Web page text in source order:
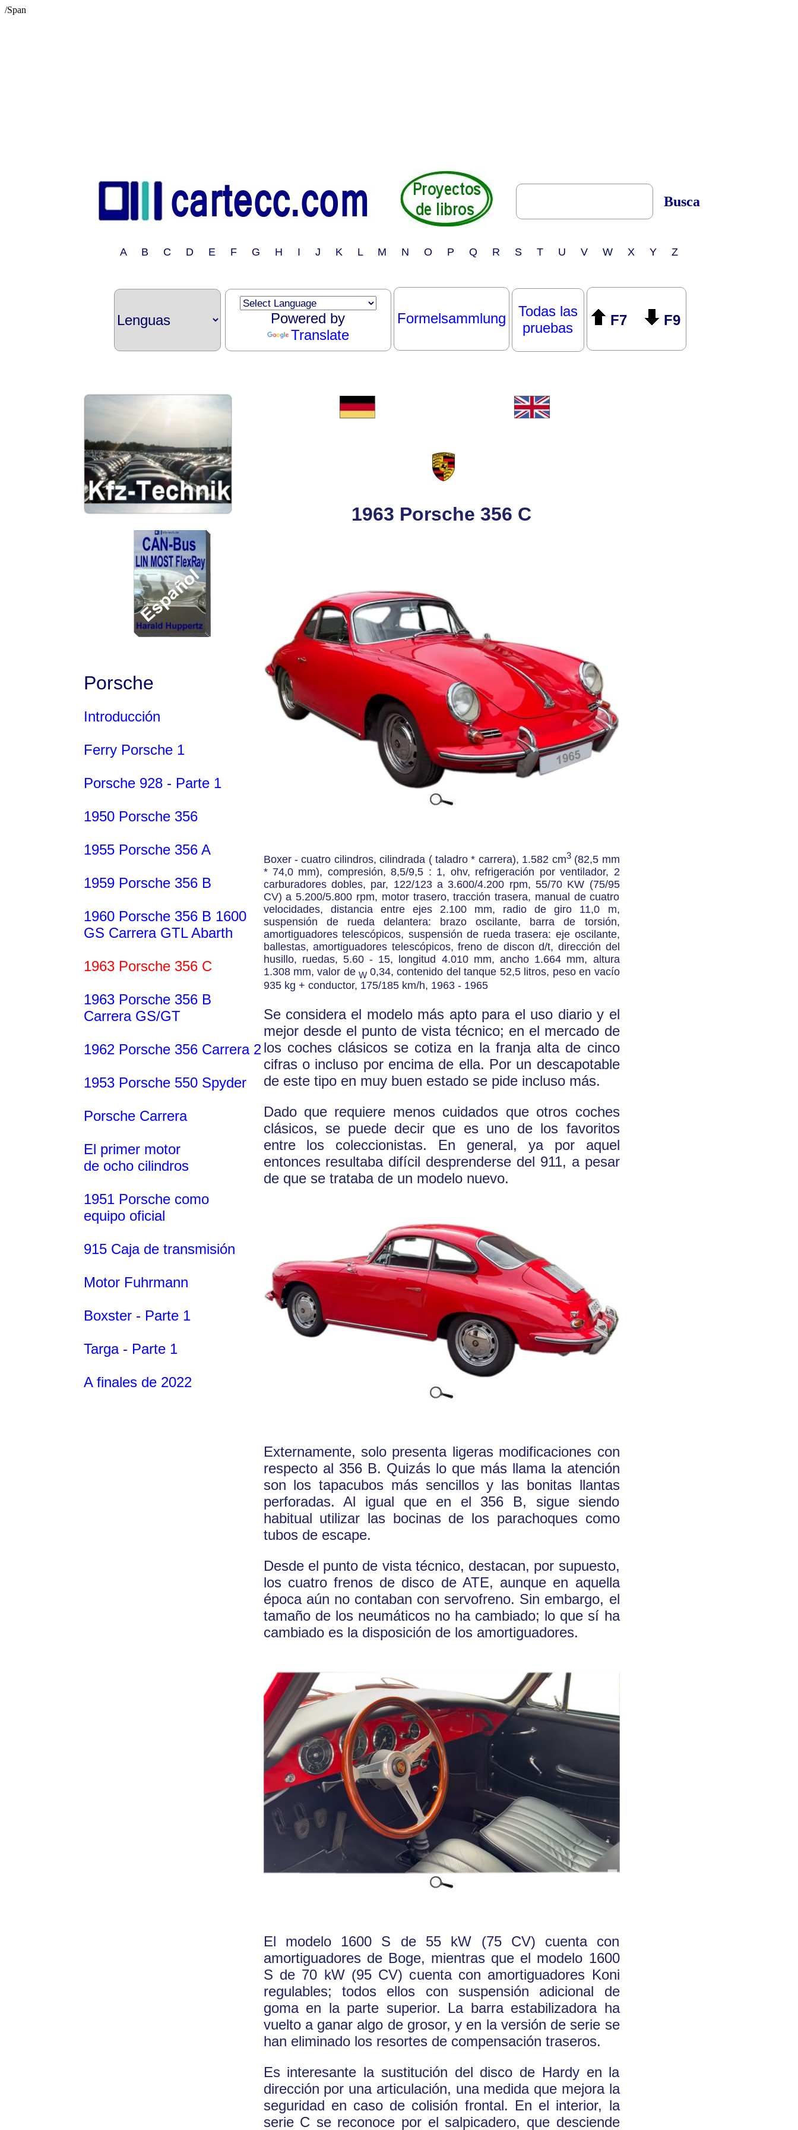
/Span
Busca
A B C D E F G H I J K L M N O P Q R S T U V W X Y Z
Powered by
Translate
Formelsammlung
Todas las
pruebas
F7 F9
Porsche
Introducción
Ferry Porsche 1
Porsche 928 - Parte 1
1950 Porsche 356
1955 Porsche 356 A
1959 Porsche 356 B
1960 Porsche 356 B 1600
GS Carrera GTL Abarth
1963 Porsche 356 C
1963 Porsche 356 B
Carrera GS/GT
1962 Porsche 356 Carrera 2
1953 Porsche 550 Spyder
Porsche Carrera
El primer motor
de ocho cilindros
1951 Porsche como
equipo oficial
915 Caja de transmisión
Motor Fuhrmann
Boxster - Parte 1
Targa - Parte 1
A finales de 2022
1963 Porsche 356 C
Boxer - cuatro cilindros, cilindrada ( taladro * carrera), 1.582 cm3(82,5 mm
* 74,0 mm), compresión, 8,5/9,5 : 1, ohv, refrigeración por ventilador, 2
carburadores dobles, par, 122/123 a 3.600/4.200 rpm, 55/70 KW (75/95
CV) a 5.200/5.800 rpm, motor trasero, tracción trasera, manual de cuatro
velocidades, distancia entre ejes 2.100 mm, radio de giro 11,0 m,
suspensión de rueda delantera: brazo oscilante, barra de torsión,
amortiguadores telescópicos, suspensión de rueda trasera: eje oscilante,
ballestas, amortiguadores telescópicos, freno de discon d/t, dirección del
husillo, ruedas, 5.60 - 15, longitud 4.010 mm, ancho 1.664 mm, altura
1.308 mm, valor deW 0,34, contenido del tanque 52,5 litros, peso en vacío
935 kg + conductor, 175/185 km/h, 1963 - 1965
Se considera el modelo más apto para el uso diario y el
mejor desde el punto de vista técnico; en el mercado de
los coches clásicos se cotiza en la franja alta de cinco
cifras o incluso por encima de ella. Por un descapotable
de este tipo en muy buen estado se pide incluso más.
Dado que requiere menos cuidados que otros coches
clásicos, se puede decir que es uno de los favoritos
entre los coleccionistas. En general, ya por aquel
entonces resultaba difícil desprenderse del 911, a pesar
de que se trataba de un modelo nuevo.
Externamente, solo presenta ligeras modificaciones con
respecto al 356 B. Quizás lo que más llama la atención
son los tapacubos más sencillos y las bonitas llantas
perforadas. Al igual que en el 356 B, sigue siendo
habitual utilizar las bocinas de los parachoques como
tubos de escape.
Desde el punto de vista técnico, destacan, por supuesto,
los cuatro frenos de disco de ATE, aunque en aquella
época aún no contaban con servofreno. Sin embargo, el
tamaño de los neumáticos no ha cambiado; lo que sí ha
cambiado es la disposición de los amortiguadores.
El modelo 1600 S de 55 kW (75 CV) cuenta con
amortiguadores de Boge, mientras que el modelo 1600
S de 70 kW (95 CV) cuenta con amortiguadores Koni
regulables; todos ellos con suspensión adicional de
goma en la parte superior. La barra estabilizadora ha
vuelto a ganar algo de grosor, y en la versión de serie se
han eliminado los resortes de compensación traseros.
Es interesante la sustitución del disco de Hardy en la
dirección por una articulación, una medida que mejora la
seguridad en caso de colisión frontal. En el interior, la
serie C se reconoce por el salpicadero, que desciende